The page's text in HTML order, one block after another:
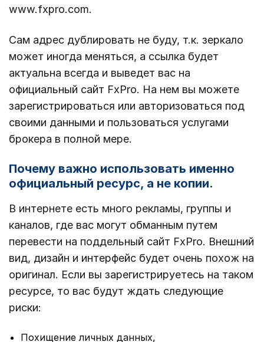
www.fxpro.com.
Сам адрес дублировать не буду, т.к. зеркало
может иногда меняться, а ссылка будет
актуальна всегда и выведет вас на
официальный сайт FxPro. На нем вы можете
зарегистрироваться или авторизоваться под
своими данными и пользоваться услугами
брокера в полной мере.
Почему важно использовать именно
официальный ресурс, а не копии.
В интернете есть много рекламы, группы и
каналов, где вас могут обманным путем
перевести на поддельный сайт FxPro. Внешний
вид, дизайн и интерфейс будет очень похож на
оригинал. Если вы зарегистрируетесь на таком
ресурсе, то вас будут ждать следующие
риски:
Похищение личных данных,